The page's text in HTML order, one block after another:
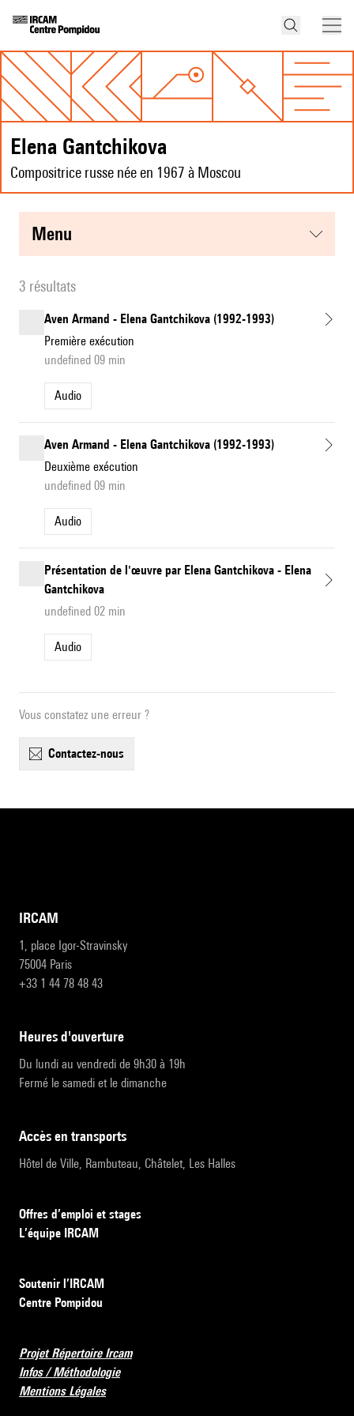
Elena Gantchikova
Compositrice russe née en 1967 à Moscou
menu
3 résultats
Aven Armand - Elena Gantchikova (1992-1993)
Première exécution
undefined 09 min
Audio
Aven Armand - Elena Gantchikova (1992-1993)
Deuxième exécution
undefined 09 min
Audio
Présentation de l'œuvre par Elena Gantchikova - Elena
Gantchikova
undefined 02 min
Audio
Vous constatez une erreur ?
contactez-nous
IRCAM
1, place Igor-Stravinsky
75004 Paris
+33 1 44 78 48 43
heures d'ouverture
Du lundi au vendredi de 9h30 à 19h
Fermé le samedi et le dimanche
accès en transports
Hôtel de Ville, Rambuteau, Châtelet, Les Halles
Offres d’emploi et stages
L’équipe IRCAM
Soutenir l’IRCAM
Centre Pompidou
Projet Répertoire Ircam
Infos / Méthodologie
Mentions Légales